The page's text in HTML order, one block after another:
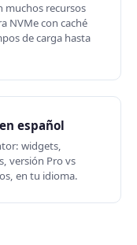
muchos recursos
NVMe con caché
de carga hasta
español
widgets,
versión Pro vs
en tu idioma.